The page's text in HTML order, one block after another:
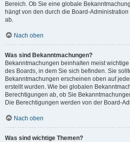
Bereich. Ob Sie eine globale
hängt von den durch die Board-
ab.
Nach oben
Was sind Bekanntmachungen?
Bekanntmachungen beinhalten meist
des Boards, in dem Sie sich befinden. Sie
Bekanntmachungen erscheinen oben auf
erstellt wurden. Wie bei globalen
Berechtigungen ab, ob Sie
Die Berechtigungen werden von der Board-
Nach oben
Was sind wichtige Themen?